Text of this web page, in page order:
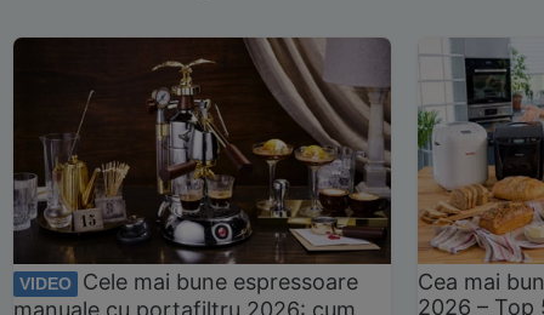
VIDEO
Cele mai bune espressoare
manuale cu portafiltru 2026: cum
Cea mai
2026 –